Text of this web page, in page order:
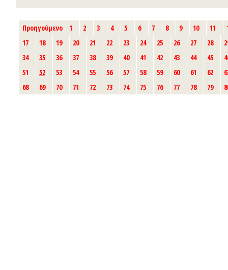
Προηγούμενο 1 2 3 4 5 6 7 8 9 10 11
17
18 19 20 21 22 23 24 25 26 27 28
34
35 36 37 38 39 40 41 42 43 44 45
51
52 53 54 55 56 57 58 59 60 61 62
68
69 70 71 72 73 74 75 76 77 78 79